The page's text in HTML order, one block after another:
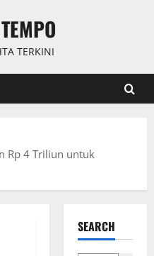
TERKINI
Rp 4 Triliun untuk
SEARCH